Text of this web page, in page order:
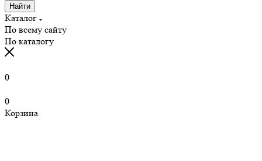
Найти
Каталог
По всему сайту
По каталогу
0
0
Корзина